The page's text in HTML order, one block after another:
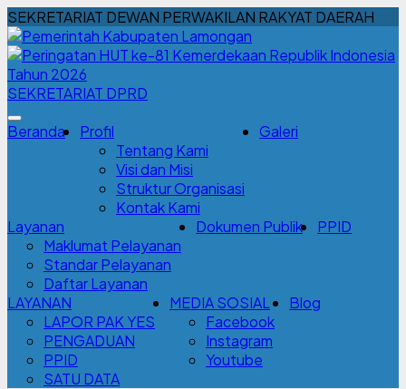
SEKRETARIAT DEWAN PERWAKILAN RAKYAT DAERAH
SEKRETARIAT DPRD
Beranda
Profil
Tentang Kami
Visi dan Misi
Struktur Organisasi
Kontak Kami
Galeri
Layanan
Maklumat Pelayanan
Standar Pelayanan
Daftar Layanan
Dokumen Publik PPID
LAYANAN
LAPOR PAK YES
PENGADUAN
PPID
SATU DATA
MEDIA SOSIAL
Facebook
Instagram
Youtube
Blog